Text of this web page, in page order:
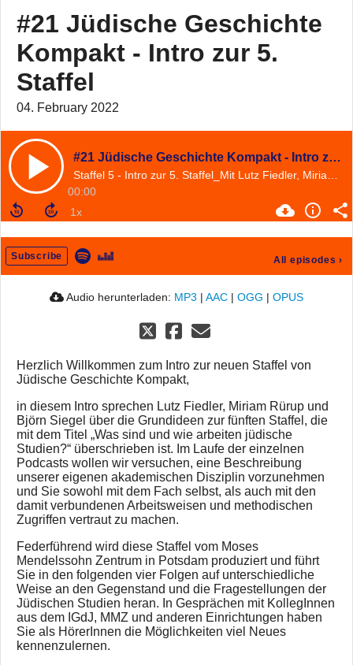
#21 Jüdische Geschichte
Kompakt - Intro zur 5.
Staffel
04. February 2022
#21 Jüdische Geschichte Kompakt - Intro zur 5. Staffel
00:00
Subscribe All episodes ›
Audio herunterladen: MP3 | AAC | OGG | OPUS
Herzlich Willkommen zum Intro zur neuen Staffel von
Jüdische Geschichte Kompakt,
in diesem Intro sprechen Lutz Fiedler, Miriam Rürup und
Björn Siegel über die Grundideen zur fünften Staffel, die
mit dem Titel „Was sind und wie arbeiten jüdische
Studien?“ überschrieben ist. Im Laufe der einzelnen
Podcasts wollen wir versuchen, eine Beschreibung
unserer eigenen akademischen Disziplin vorzunehmen
und Sie sowohl mit dem Fach selbst, als auch mit den
damit verbundenen Arbeitsweisen und methodischen
Zugriffen vertraut zu machen.
Federführend wird diese Staffel vom Moses
Mendelssohn Zentrum in Potsdam produziert und führt
Sie in den folgenden vier Folgen auf unterschiedliche
Weise an den Gegenstand und die Fragestellungen der
Jüdischen Studien heran. In Gesprächen mit KollegInnen
aus dem IGdJ, MMZ und anderen Einrichtungen haben
Sie als HörerInnen die Möglichkeiten viel Neues
kennenzulernen.